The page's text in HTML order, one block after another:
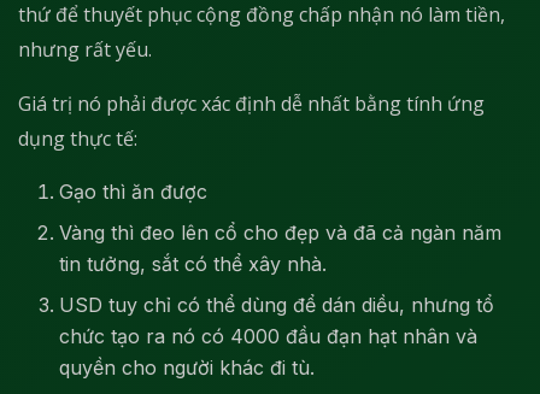
thứ để thuyết phục cộng đồng chấp nhận nó làm tiền,
nhưng rất yếu.
Giá trị nó phải được xác định dễ nhất bằng tính ứng
dụng thực tế:
Gạo thì ăn được
Vàng thì đeo lên cổ cho đẹp và đã cả ngàn năm
tin tưởng, sắt có thể xây nhà.
USD tuy chỉ có thể dùng để dán diều, nhưng tổ
chức tạo ra nó có 4000 đầu đạn hạt nhân và
quyền cho người khác đi tù.